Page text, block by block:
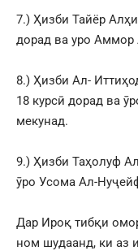
7.) Ҳизби Тайёр
дорад ва уро Аммор
8.) Ҳизби Ал-
18 курсӣ дорад ва
мекунад.
9.) Ҳизби Таҳолуф
ӯро Усома Ал-
Дар Ироқ тибқи
ном шудаанд, ки аз